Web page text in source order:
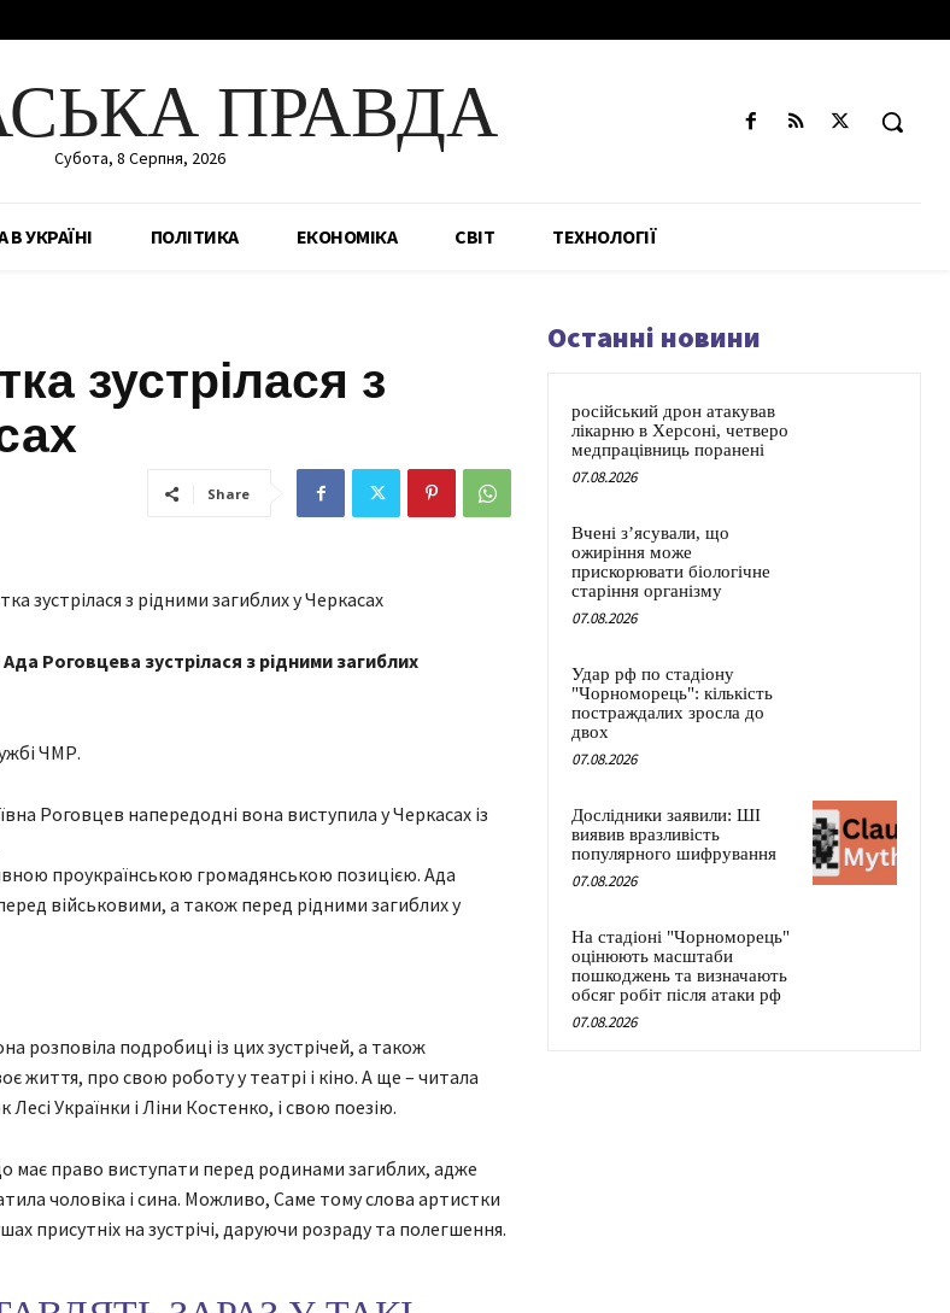
ПРАВДА
Субота, 8 Серпня, 2026
В УКРАЇНІ ПОЛІТИКА ЕКОНОМІКА СВІТ ТЕХНОЛОГІЇ
зустрілася з
Share
Роговцева зустрілася з рідними загиблих
ЧМР.
Роговцев напередодні вона виступила у Черкасах із
проукраїнською громадянською позицією. Ада
військовими, а також перед рідними загиблих у
розповіла подробиці із цих зустрічей, а також
життя, про свою роботу у театрі і кіно. А ще – читала
Лесі Українки і Ліни Костенко, і свою поезію.
має право виступати перед родинами загиблих, адже
чоловіка і сина. Можливо, Саме тому слова артистки
присутніх на зустрічі, даруючи розраду та полегшення.
Останні новини
російський дрон атакував
лікарню в Херсоні, четверо
медпрацівниць поранені
07.08.2026
Вчені з’ясували, що
ожиріння може
прискорювати біологічне
старіння організму
07.08.2026
Удар рф по стадіону
"Чорноморець": кількість
постраждалих зросла до
двох
07.08.2026
Дослідники заявили: ШІ
виявив вразливість
популярного шифрування
07.08.2026
На стадіоні "Чорноморець"
оцінюють масштаби
пошкоджень та визначають
обсяг робіт після атаки рф
07.08.2026